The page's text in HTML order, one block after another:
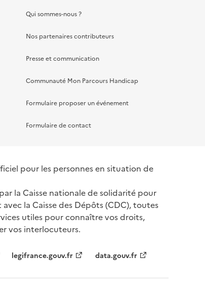
Qui sommes-nous ?
Nos partenaires contributeurs
Presse et communication
Communauté Mon Parcours Handicap
Formulaire proposer un événement
Formulaire de contact
pour les personnes en situation de
la Caisse nationale de solidarité pour
la Caisse des Dépôts (CDC), toutes
utiles pour connaître vos droits,
vos interlocuteurs.
legifrance.gouv.fr data.gouv.fr